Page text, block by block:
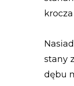
stany
dębu